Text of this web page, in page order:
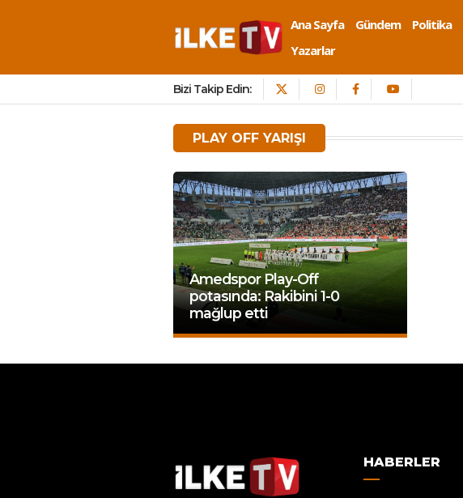
Ana Sayfa Gündem Politika
Yazarlar
Bizi Takip Edin:
PLAY OFF YARIŞI
Amedspor Play-Off
potasında: Rakibini 1-0
mağlup etti
HABERLER